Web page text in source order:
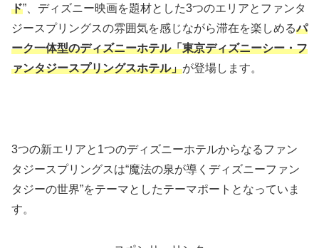
ド”、ディズニー映画を題材とした3つのエリアとファンタ
ジースプリングスの雰囲気を感じながら滞在を楽しめるパ
ーク一体型のディズニーホテル「東京ディズニーシー・フ
ァンタジースプリングスホテル」が登場します。
3つの新エリアと1つのディズニーホテルからなるファン
タジースプリングスは“魔法の泉が導くディズニーファン
タジーの世界”をテーマとしたテーマポートとなっていま
す。